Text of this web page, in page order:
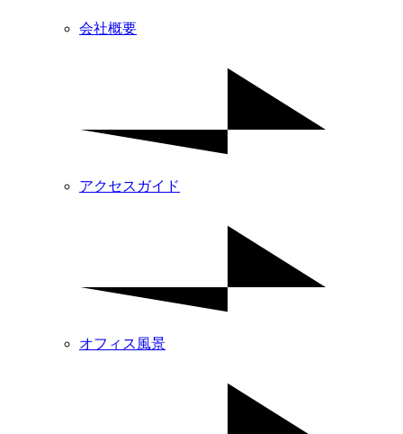
会社概要
アクセスガイド
オフィス風景